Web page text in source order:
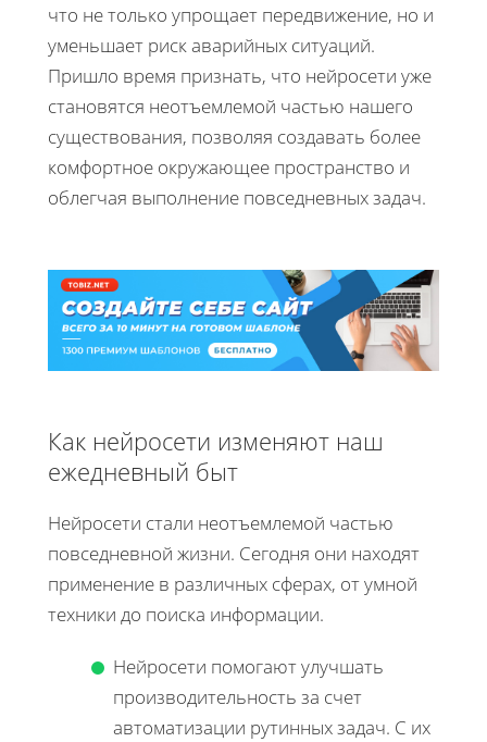
что не только упрощает передвижение, но и
уменьшает риск аварийных ситуаций.
Пришло время признать, что нейросети уже
становятся неотъемлемой частью нашего
существования, позволяя создавать более
комфортное окружающее пространство и
облегчая выполнение повседневных задач.
Как нейросети изменяют наш
ежедневный быт
Нейросети стали неотъемлемой частью
повседневной жизни. Сегодня они находят
применение в различных сферах, от умной
техники до поиска информации.
Нейросети помогают улучшать
производительность за счет
автоматизации рутинных задач. С их